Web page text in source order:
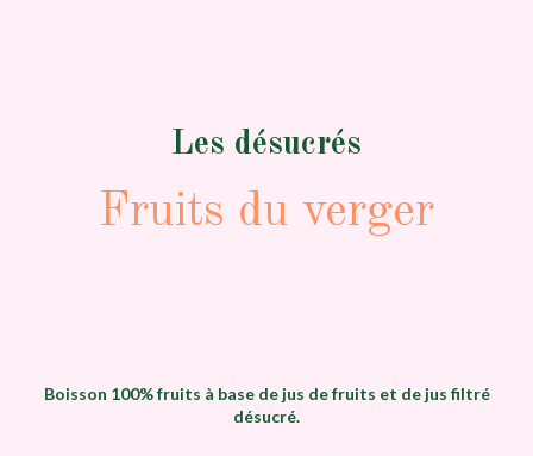
Les désucrés
Fruits du verger
Boisson 100% fruits à base de jus de fruits et de jus filtré
désucré.